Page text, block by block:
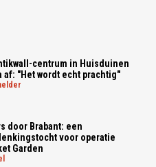
centrum in Huisduinen
af: "Het wordt echt prachtig"
door Brabant: een
voor operatie
Garden